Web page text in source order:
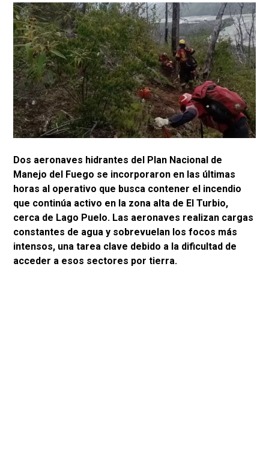
Dos aeronaves hidrantes del Plan Nacional de
Manejo del Fuego se incorporaron en las últimas
horas al operativo que busca contener el incendio
que continúa activo en la zona alta de El Turbio,
cerca de Lago Puelo. Las aeronaves realizan cargas
constantes de agua y sobrevuelan los focos más
intensos, una tarea clave debido a la dificultad de
acceder a esos sectores por tierra.